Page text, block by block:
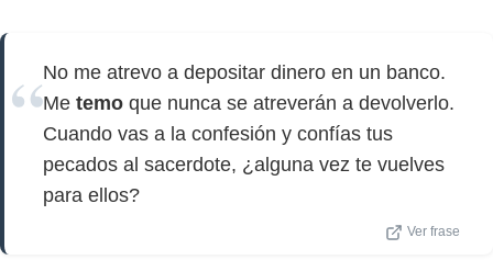
No me atrevo a depositar dinero en un banco.
Me temo que nunca se atreverán a devolverlo.
Cuando vas a la confesión y confías tus
pecados al sacerdote, ¿alguna vez te vuelves
para ellos?
Ver frase